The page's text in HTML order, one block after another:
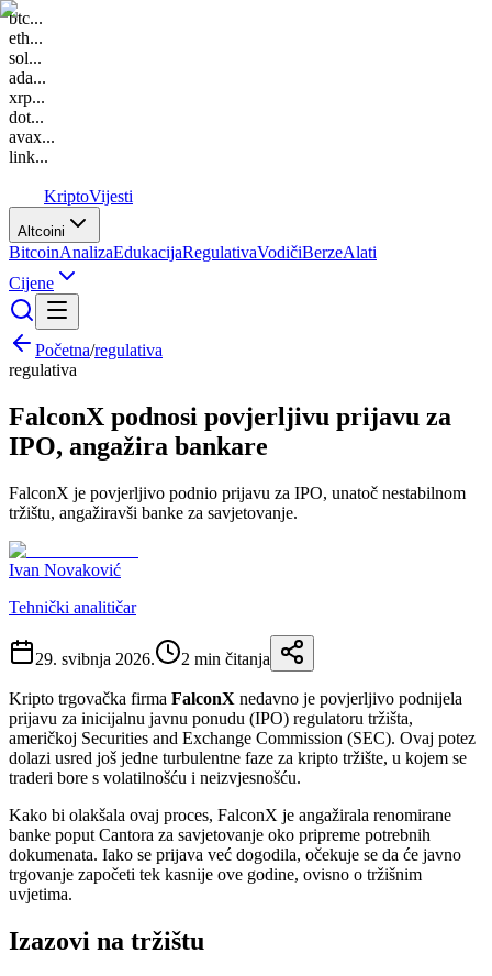
btc...
eth...
sol...
ada...
xrp...
dot...
avax...
link...
KriptoVijesti
Altcoini
BitcoinAnalizaEdukacijaRegulativaVodičiBerzeAlati
Cijene
Početna/regulativa
regulativa
FalconX podnosi povjerljivu prijavu za
IPO, angažira bankare
FalconX je povjerljivo podnio prijavu za IPO, unatoč nestabilnom
tržištu, angažiravši banke za savjetovanje.
Ivan Novaković
Tehnički analitičar
29. svibnja 2026. 2 min čitanja
Kripto trgovačka firma FalconX nedavno je povjerljivo podnijela
prijavu za inicijalnu javnu ponudu (IPO) regulatoru tržišta,
američkoj Securities and Exchange Commission (SEC). Ovaj potez
dolazi usred još jedne turbulentne faze za kripto tržište, u kojem se
traderi bore s volatilnošću i neizvjesnošću.
Kako bi olakšala ovaj proces, FalconX je angažirala renomirane
banke poput Cantora za savjetovanje oko pripreme potrebnih
dokumenata. Iako se prijava već dogodila, očekuje se da će javno
trgovanje započeti tek kasnije ove godine, ovisno o tržišnim
uvjetima.
Izazovi na tržištu